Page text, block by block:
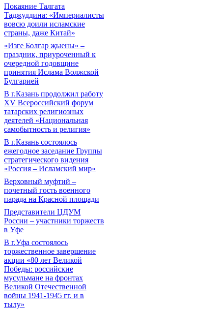
Покаяние Талгата
Таджуддина: «Империалисты
вовсю доили исламские
страны, даже Китай»
«Изге Болгар җыены» –
праздник, приуроченный к
очередной годовщине
принятия Ислама Волжской
Булгарией
В г.Казань продолжил работу
XV Всероссийский форум
татарских религиозных
деятелей «Национальная
самобытность и религия»
В г.Казань состоялось
ежегодное заседание Группы
стратегического видения
«Россия – Исламский мир»
Верховный муфтий –
почетный гость военного
парада на Красной площади
Представители ЦДУМ
России – участники торжеств
в Уфе
В г.Уфа состоялось
торжественное завершение
акции «80 лет Великой
Победы: российские
мусульмане на фронтах
Великой Отечественной
войны 1941-1945 гг. и в
тылу»